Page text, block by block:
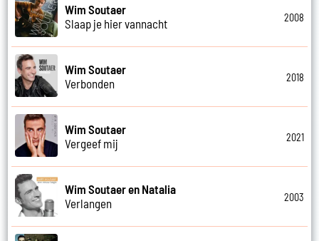
Wim Soutaer
Slaap je hier vannacht
2008
Wim Soutaer
Verbonden
2018
Wim Soutaer
Vergeef mij
2021
Wim Soutaer en Natalia
Verlangen
2003